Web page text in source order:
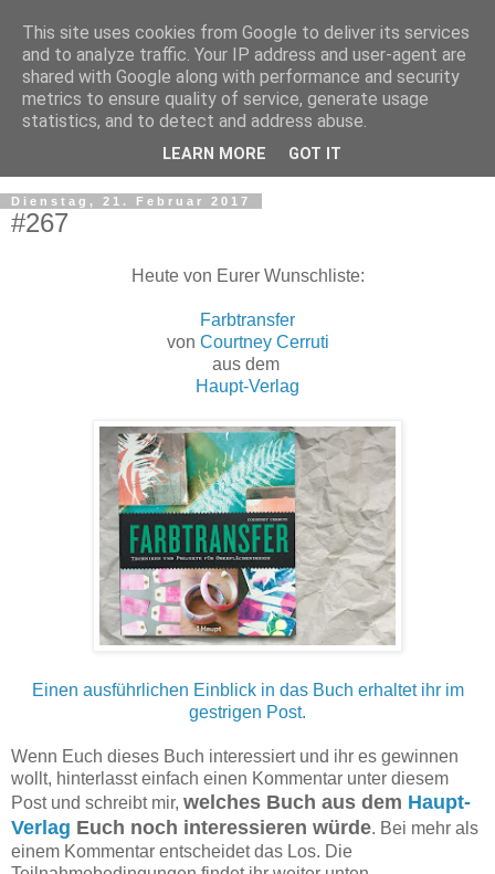
Dienstag, 21. Februar 2017
#267
Heute von Eurer Wunschliste:
Farbtransfer
von Courtney Cerruti
aus dem
Haupt-Verlag
Einen ausführlichen Einblick in das Buch erhaltet ihr im
gestrigen Post.
Wenn Euch dieses Buch interessiert und ihr es gewinnen
wollt, hinterlasst einfach einen Kommentar unter diesem
Post und schreibt mir, welches Buch aus dem Haupt-
Verlag Euch noch interessieren würde. Bei mehr als
einem Kommentar entscheidet das Los. Die
This site uses cookies from Google to deliver its services
and to analyze traffic. Your IP address and user-agent are
shared with Google along with performance and security
metrics to ensure quality of service, generate usage
statistics, and to detect and address abuse.
LEARN MORE GOT IT